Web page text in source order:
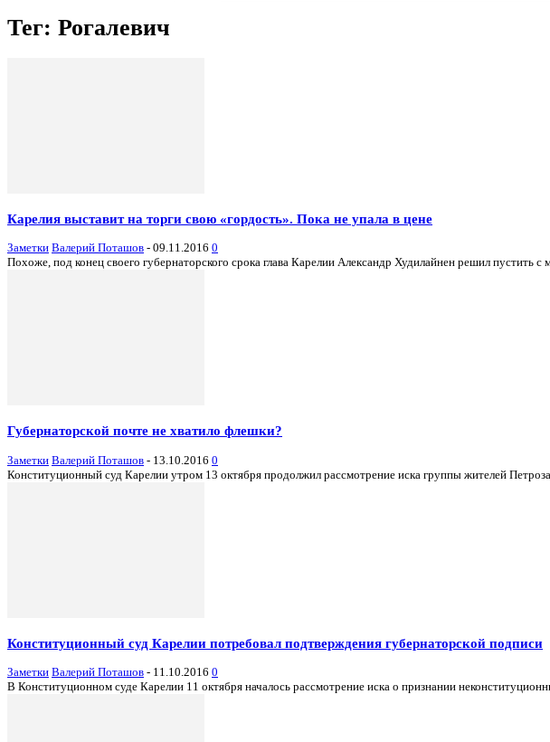
Тег: Рогалевич
Карелия выставит на торги свою «гордость». Пока не упала в цене
Заметки Валерий Поташов - 09.11.2016 0
Похоже, под конец своего губернаторского срока глава Карелии Александр Худилайнен решил пустить
Губернаторской почте не хватило флешки?
Заметки Валерий Поташов - 13.10.2016 0
Конституционный суд Карелии утром 13 октября продолжил рассмотрение иска группы жителей
Конституционный суд Карелии потребовал подтверждения губернаторской подписи
Заметки Валерий Поташов - 11.10.2016 0
В Конституционном суде Карелии 11 октября началось рассмотрение иска о признании